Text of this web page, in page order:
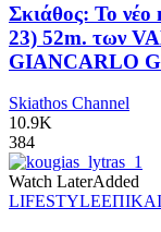
Σκιάθος: Το
23) 52m. των
GIANCARLO
Skiathos Channel
10.9K
384
Watch LaterAdded
LIFESTYLE